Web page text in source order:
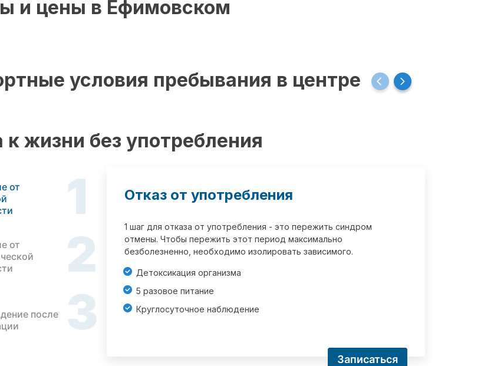
и цены в Ефимовском
условия пребывания в центре
к жизни без употребления
от
1
от
2
после
3
Отказ от употребления
1 шаг для отказа от употребления - это пережить синдром
отмены. Чтобы пережить этот период максимально
безболезненно, необходимо изолировать зависимого.
Детоксикация организма
5 разовое питание
Круглосуточное наблюдение
Записаться